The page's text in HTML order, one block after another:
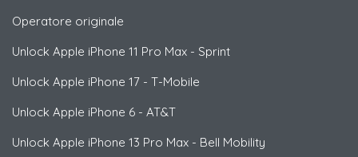
Operatore originale
Unlock Apple iPhone 11 Pro Max - Sprint
Unlock Apple iPhone 17 - T-Mobile
Unlock Apple iPhone 6 - AT&T
Unlock Apple iPhone 13 Pro Max - Bell Mobility